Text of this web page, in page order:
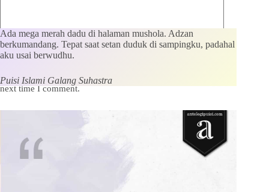
Save my name, email and website in this browser for the
next time I comment.
Ada mega merah dadu di halaman mushola. Adzan
berkumandang. Tepat saat setan duduk di sampingku, padahal
aku usai berwudhu.
Puisi Islami Galang Suhastra